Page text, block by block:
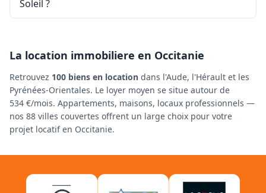
Soleil ?
La location immobiliere en Occitanie
Retrouvez 100 biens en location dans l'Aude, l'Hérault et les
Pyrénées-Orientales. Le loyer moyen se situe autour de
534 €/mois. Appartements, maisons, locaux professionnels —
nos 88 villes couvertes offrent un large choix pour votre
projet locatif en Occitanie.